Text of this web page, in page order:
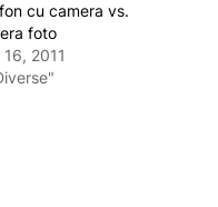
cu camera vs.
foto
2011